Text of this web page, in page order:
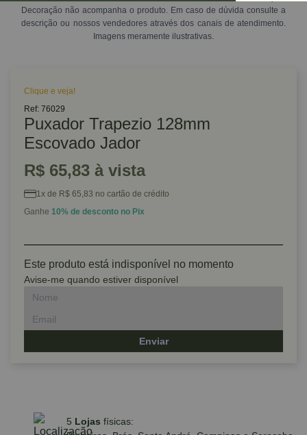
Decoração não acompanha o produto. Em caso de dúvida consulte a
descrição ou nossos vendedores através dos canais de atendimento.
Imagens meramente ilustrativas.
Clique e veja!
Ref: 76029
Puxador Trapezio 128mm
Escovado Jador
R$ 65,83 à vista
1x de R$ 65,83 no cartão de crédito
Ganhe 10% de desconto no Pix
Este produto está indisponível no momento
Avise-me quando estiver disponível
Enviar
*Exceto para promoções, ferramentas e